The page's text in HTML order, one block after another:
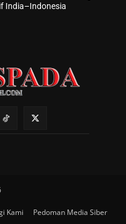
India–Indonesia
Kami Pedoman Media Siber